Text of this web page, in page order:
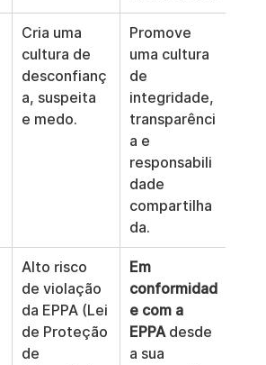
Cria uma
cultura de
desconfianç
a, suspeita
e medo.
Promove
uma cultura
de
integridade,
transparênci
a e
responsabili
dade
compartilha
da.
Alto risco
de violação
da EPPA (Lei
de Proteção
de
Em
conformidad
e com a
EPPA desde
a sua